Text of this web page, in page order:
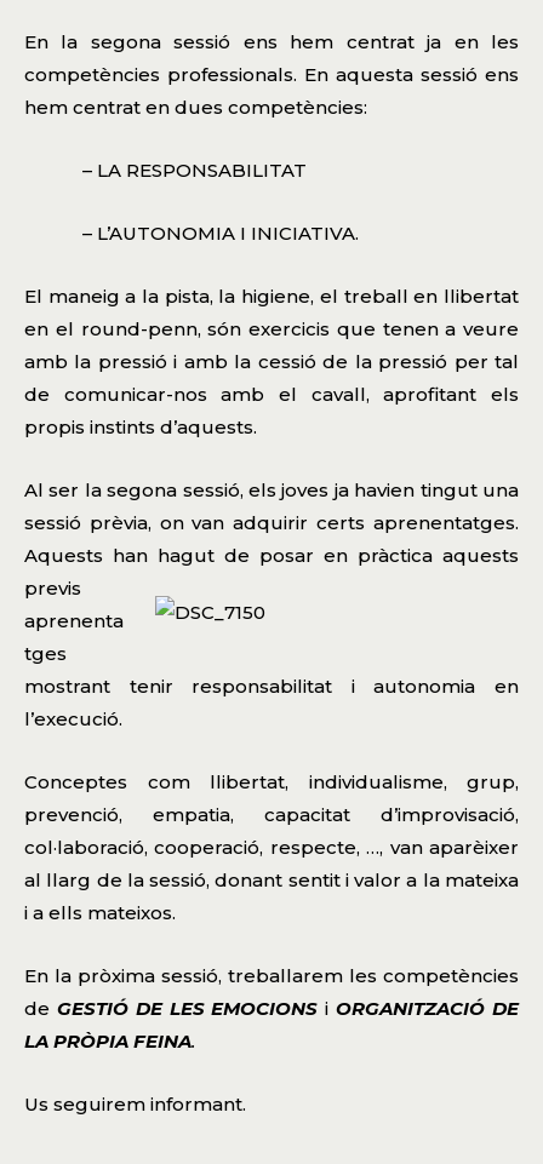
En la segona sessió ens hem centrat ja en les
competències professionals. En aquesta sessió ens
hem centrat en dues competències:
– LA RESPONSABILITAT
– L’AUTONOMIA I INICIATIVA.
El maneig a la pista, la higiene, el treball en llibertat
en el round-penn, són exercicis que tenen a veure
amb la pressió i amb la cessió de la pressió per tal
de comunicar-nos amb el cavall, aprofitant els
propis instints d’aquests.
Al ser la segona sessió, els joves ja havien tingut una
sessió prèvia, on van adquirir certs aprenentatges.
Aquests han hagut de posar en pràctica aquests
previs
aprenenta
tges
mostrant tenir responsabilitat i autonomia en
l’execució.
Conceptes com llibertat, individualisme, grup,
prevenció, empatia, capacitat d’improvisació,
col·laboració, cooperació, respecte, …, van aparèixer
al llarg de la sessió, donant sentit i valor a la mateixa
i a ells mateixos.
En la pròxima sessió, treballarem les competències
de GESTIÓ DE LES EMOCIONSiORGANITZACIÓ DE
LA PRÒPIA FEINA.
Us seguirem informant.